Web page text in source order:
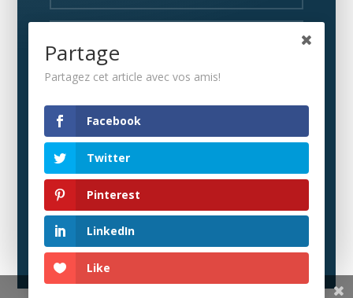
Partage
Partagez cet article avec vos amis!
Facebook
Twitter
Pinterest
LinkedIn
Like